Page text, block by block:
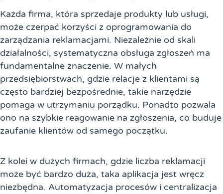
Każda firma, która sprzedaje produkty lub usługi,
może czerpać korzyści z oprogramowania do
zarządzania reklamacjami. Niezależnie od skali
działalności, systematyczna obsługa zgłoszeń ma
fundamentalne znaczenie. W małych
przedsiębiorstwach, gdzie relacje z klientami są
często bardziej bezpośrednie, takie narzędzie
pomaga w utrzymaniu porządku. Ponadto pozwala
ono na szybkie reagowanie na zgłoszenia, co buduje
zaufanie klientów od samego początku.
Z kolei w dużych firmach, gdzie liczba reklamacji
może być bardzo duża, taka aplikacja jest wręcz
niezbędna. Automatyzacja procesów i centralizacja